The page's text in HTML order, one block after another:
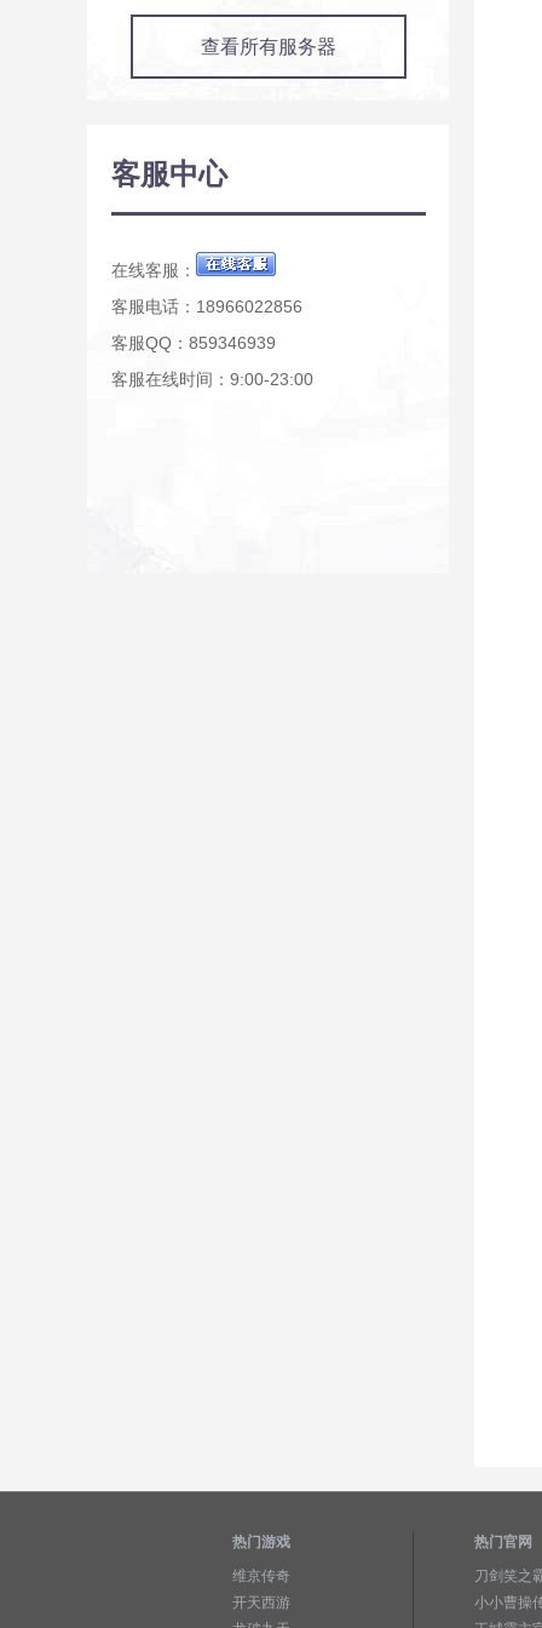
查看所有服务器
客服中心
在线客服：
客服电话：18966022856
客服QQ：859346939
客服在线时间：9:00-23:00
热门游戏
维京传奇
开天西游
热门官网
刀剑笑之
小小曹操